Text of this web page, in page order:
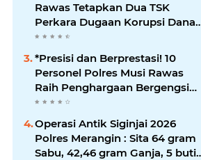
Rawas Tetapkan Dua TSK
Perkara Dugaan Korupsi Dana
Peremajaan PSR
*Presisi dan Berprestasi! 10
Personel Polres Musi Rawas
Raih Penghargaan Bergengsi
dari Kapolda Sumsel*
Operasi Antik Siginjai 2026
Polres Merangin : Sita 64 gram
Sabu, 42,46 gram Ganja, 5 butir